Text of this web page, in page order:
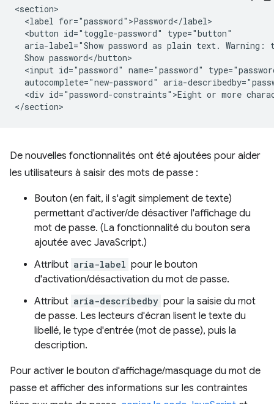
<section>
  <label for="password">Password</label>
  <button id="toggle-password" type="button"
aria-label="Show password as plain text. Warning:
  Show password</button>
<input id="password" name="password"
autocomplete="new-password" aria-
<div id="password-constraints">Eight or more
De nouvelles fonctionnalités ont été ajoutées pour aider
les utilisateurs à saisir des mots de passe :
Bouton (en fait, il s'agit simplement de texte)
permettant d'activer/de désactiver l'affichage du
mot de passe. (La fonctionnalité du bouton sera
ajoutée avec JavaScript.)
Attribut aria-label pour le bouton
d'activation/désactivation du mot de passe.
Attribut aria-describedby pour la saisie du mot
de passe. Les lecteurs d'écran lisent le texte du
libellé, le type d'entrée (mot de passe), puis la
description.
Pour activer le bouton d'affichage/masquage du mot de
passe et afficher des informations sur les contraintes